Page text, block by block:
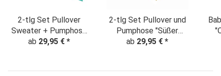
2-tlg Set Pullover
Sweater + Pumphose
"Federnliebe" BIO /
ab 29,95 € *
2-tlg Set Pullover und
Pumphose "Süßer
Fuchs & Traumfänger"
ab 29,95 € *